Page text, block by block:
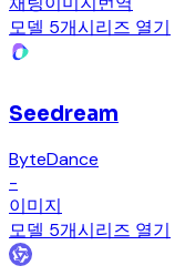
모델 5개시리즈 열기
Seedream
ByteDance
-
이미지
모델 5개시리즈 열기